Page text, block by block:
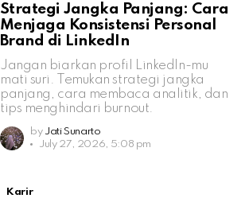
Strategi Jangka Panjang: Cara
Menjaga Konsistensi Personal
Brand di LinkedIn
Jangan biarkan profil LinkedIn-mu
mati suri. Temukan strategi jangka
panjang, cara membaca analitik, dan
tips menghindari burnout.
by Jati Sunarto
July 27, 2026, 5:08 pm
Karir